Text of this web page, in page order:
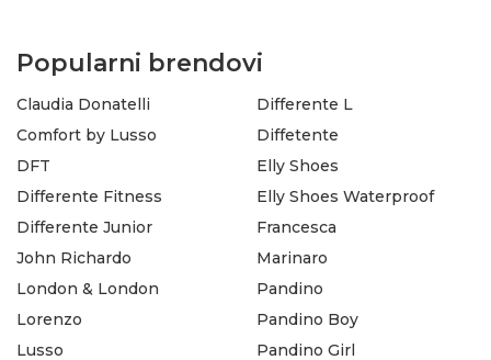
Popularni brendovi
Claudia Donatelli
Comfort by Lusso
DFT
Differente Fitness
Differente Junior
Differente L
Diffetente
Elly Shoes
Elly Shoes Waterproof
Francesca
John Richardo
London & London
Lorenzo
Lusso
Marinaro
Pandino
Pandino Boy
Pandino Girl